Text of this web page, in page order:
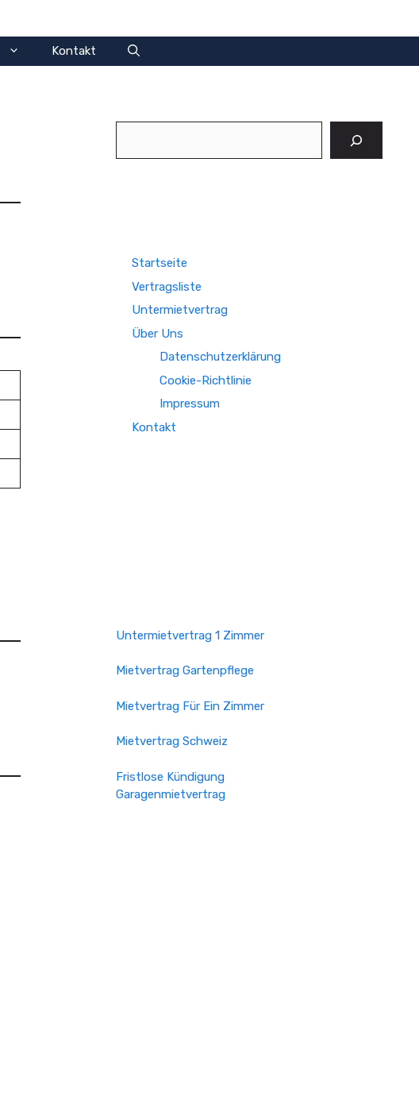
Kontakt
Startseite
Vertragsliste
Untermietvertrag
Über Uns
Datenschutzerklärung
Cookie-Richtlinie
Impressum
Kontakt
Untermietvertrag 1 Zimmer
Mietvertrag Gartenpflege
Mietvertrag Für Ein Zimmer
Mietvertrag Schweiz
Fristlose Kündigung
Garagenmietvertrag